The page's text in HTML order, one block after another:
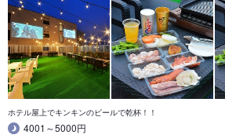
ホテル屋上でキンキンのビールで乾杯！！
4001～5000円